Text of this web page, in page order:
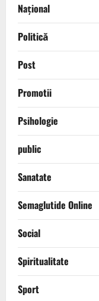
Național
Politică
Post
Promotii
Psihologie
public
Sanatate
Semaglutide Online
Social
Spiritualitate
Sport